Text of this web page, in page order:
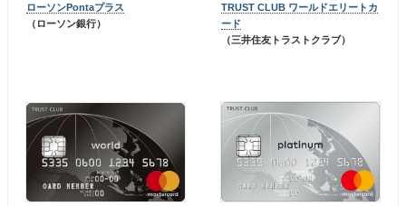
ローソンPontaプラス
（ローソン銀行）
TRUST CLUB ワールドエリートカ
ード
（三井住友トラストクラブ）